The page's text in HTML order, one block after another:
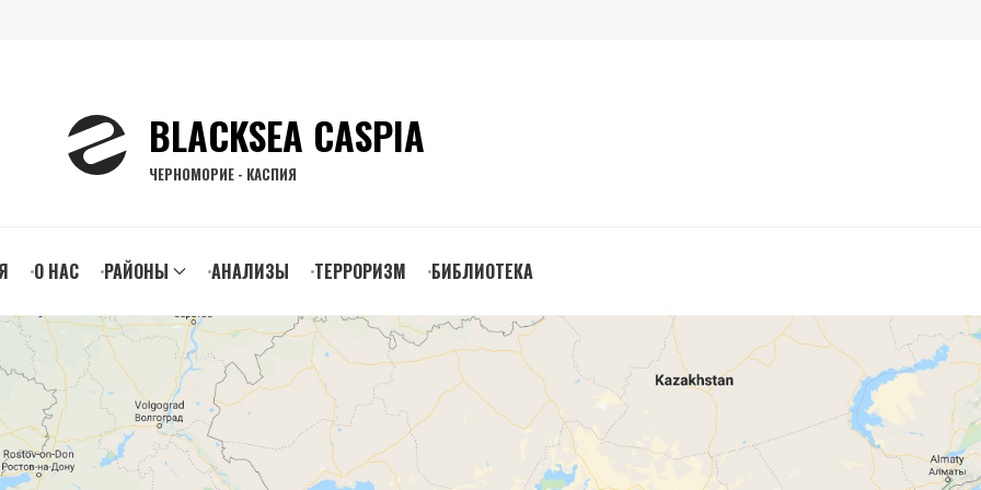
BLACKSEA CASPIA
ЧЕРНОМОРИЕ - КАСПИЯ
О НАС РАЙОНЫ АНАЛИЗЫ ТЕРРОРИЗМ БИБЛИОТЕКА